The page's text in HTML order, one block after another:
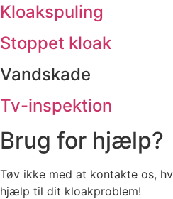
Kloakspuling
Stoppet kloak
Vandskade
Tv-inspektion
Brug for hjælp?
Tøv ikke med at kontakte os,
hjælp til dit kloakproblem!